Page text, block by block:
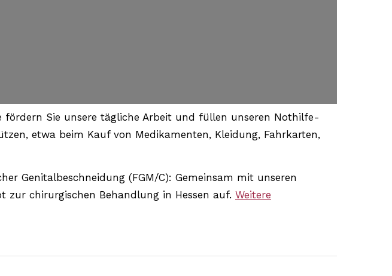
Sie unsere tägliche Arbeit und füllen unseren Nothilfe-
etwa beim Kauf von Medikamenten, Kleidung, Fahrkarten,
Genitalbeschneidung (FGM/C): Gemeinsam mit unseren
zur chirurgischen Behandlung in Hessen auf. Weitere